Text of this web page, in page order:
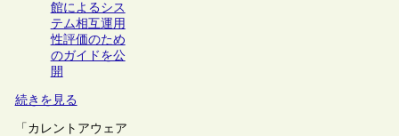
館によるシス
テム相互運用
性評価のため
のガイドを公
開
続きを見る
「カレントアウェア